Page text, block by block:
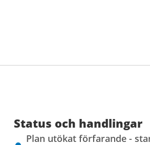
Status och handlingar
Plan utökat förfarande -